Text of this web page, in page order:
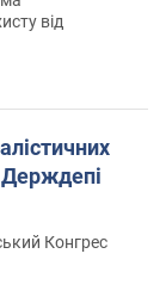
від
Держдепі
Конгрес